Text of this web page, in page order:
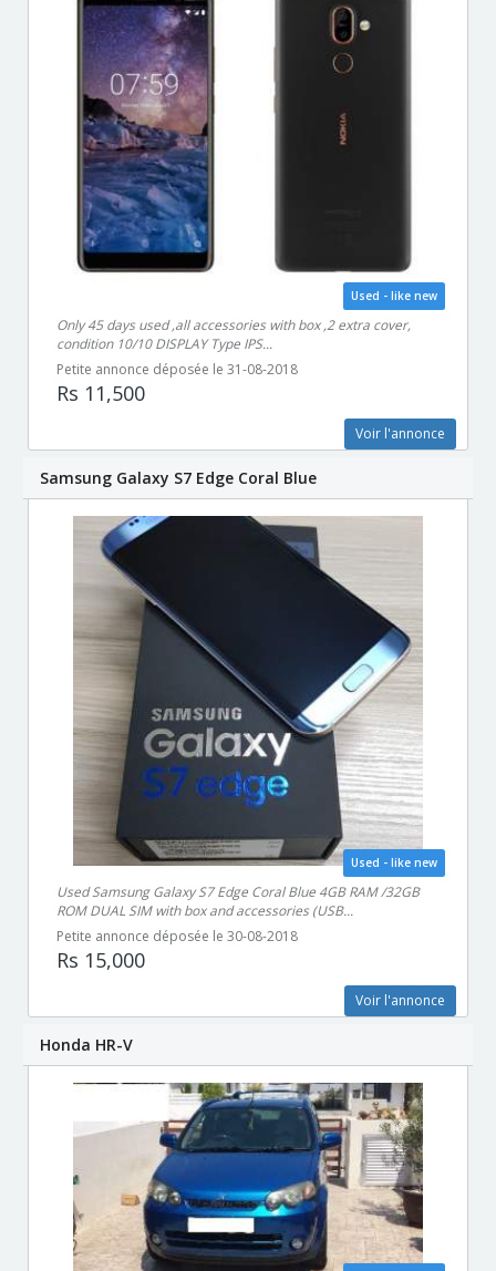
Used - like new
Only 45 days used ,all accessories with box ,2 extra cover,
condition 10/10 DISPLAY Type IPS...
Petite annonce déposée le 31-08-2018
Rs 11,500
Voir l'annonce
Samsung Galaxy S7 Edge Coral Blue
Used - like new
Used Samsung Galaxy S7 Edge Coral Blue 4GB RAM /32GB
ROM DUAL SIM with box and accessories (USB...
Petite annonce déposée le 30-08-2018
Rs 15,000
Voir l'annonce
Honda HR-V